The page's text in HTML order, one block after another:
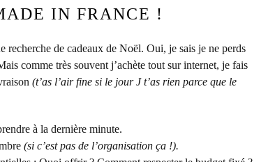
IN FRANCE !
recherche de cadeaux de Noël. Oui, je sais je ne perds
comme très souvent j’achète tout sur internet, je fais
(t’as l’air fine si le jour J t’as rien parce que le
à la dernière minute.
(si c’est pas de l’organisation ça !).